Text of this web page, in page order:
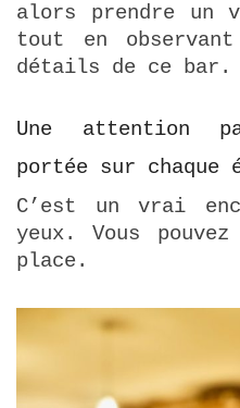
alors prendre un
tout en
détails de ce bar.
Une attention
portée sur chaque
C’est un vrai
yeux.Vous
place.